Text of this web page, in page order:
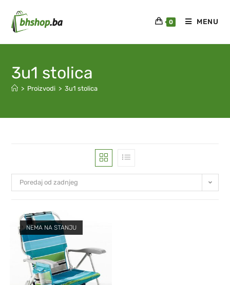
0 MENU
3u1 stolica
> Proizvodi > 3u1 stolica
Poredaj od zadnjeg
NEMA NA STANJU